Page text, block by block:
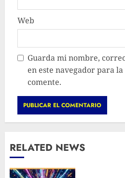
Web
Guarda mi nombre,
en este navegador para
comente.
RELATED NEWS